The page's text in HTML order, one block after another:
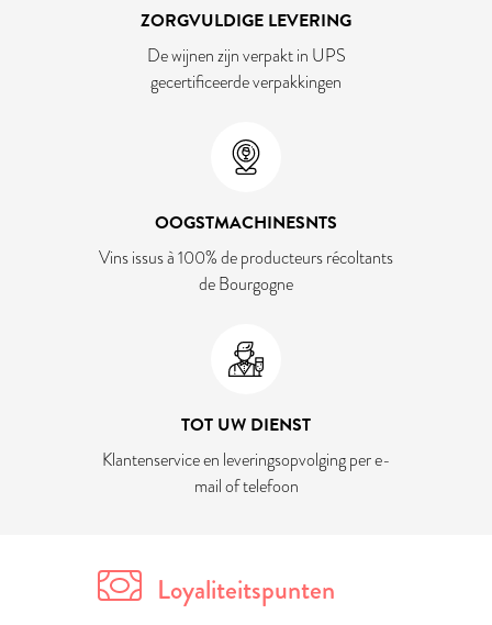
ZORGVULDIGE LEVERING
De wijnen zijn verpakt in UPS
gecertificeerde verpakkingen
OOGSTMACHINESNTS
Vins issus à 100% de producteurs récoltants
de Bourgogne
TOT UW DIENST
Klantenservice en leveringsopvolging per e-
mail of telefoon
Loyaliteitspunten